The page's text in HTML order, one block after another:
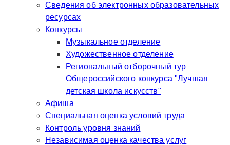
Сведения об электронных образовательных
ресурсах
Конкурсы
Музыкальное отделение
Художественное отделение
Региональный отборочный тур
Общероссийского конкурса "Лучшая
детская школа искусств"
Афиша
Специальная оценка условий труда
Контроль уровня знаний
Независимая оценка качества услуг